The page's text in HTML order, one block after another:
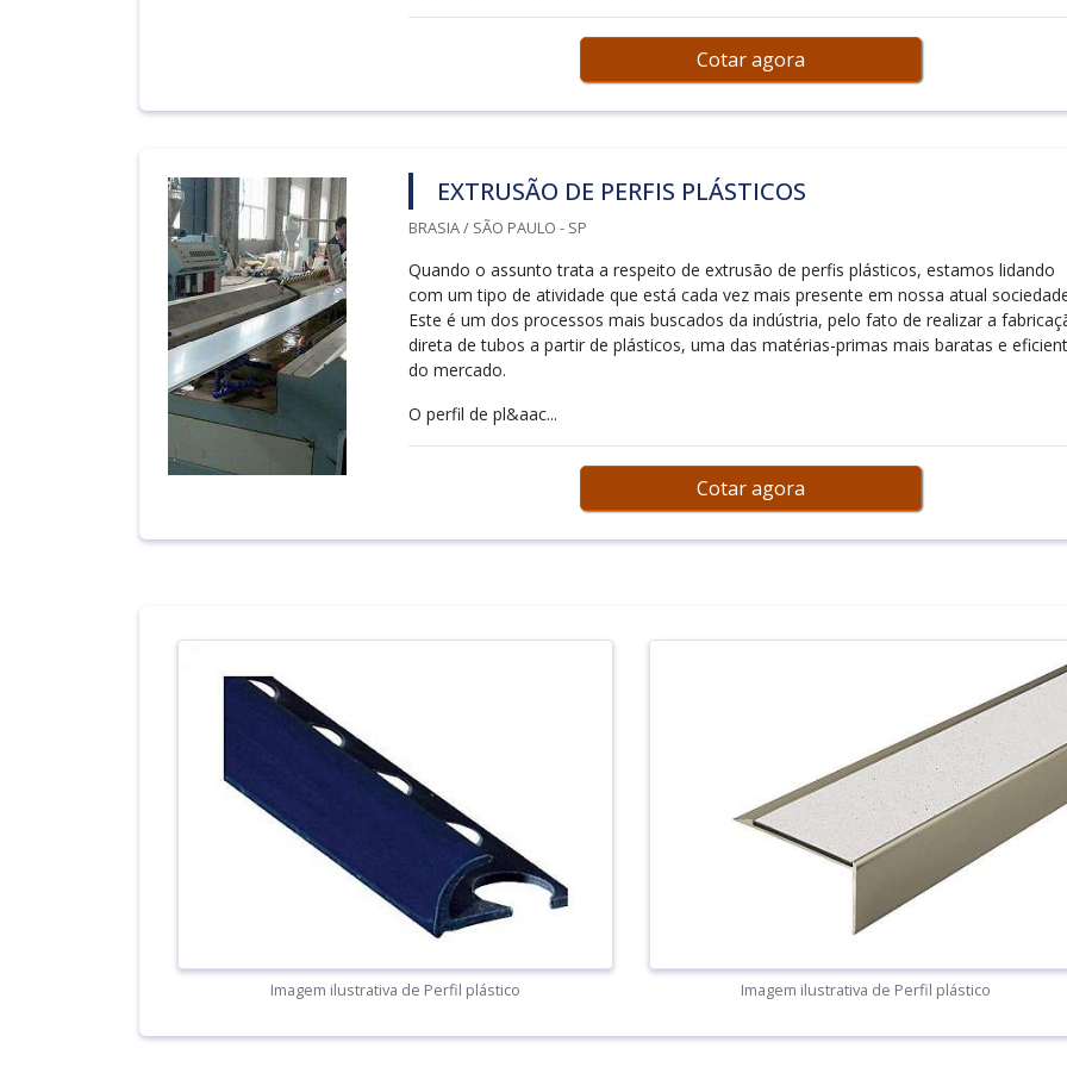
Cotar agora
EXTRUSÃO DE PERFIS PLÁSTICOS
BRASIA / SÃO PAULO - SP
Quando o assunto trata a respeito de extrusão de perfis plásticos, estamos lidando
com um tipo de atividade que está cada vez mais presente em nossa atual
Este é um dos processos mais buscados da indústria, pelo fato de realizar a
direta de tubos a partir de plásticos, uma das matérias-primas mais baratas e
do mercado.
O perfil de pl&aac...
Cotar agora
Imagem ilustrativa de Perfil plástico Imagem ilustrativa de Perfil plástico